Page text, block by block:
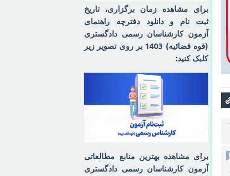
برای مشاهده زمان برگزاری، تاریخ
ثبت نام و دانلود دفترچه راهنمای
آزمون کارشناسان رسمی دادگستری
(قوه قضائیه) 1403 بر روی تصویر زیر
کلیک کنید:
برای مشاهده بهترین منابع مطالعاتی
آزمون کارشناسان رسمی دادگستری